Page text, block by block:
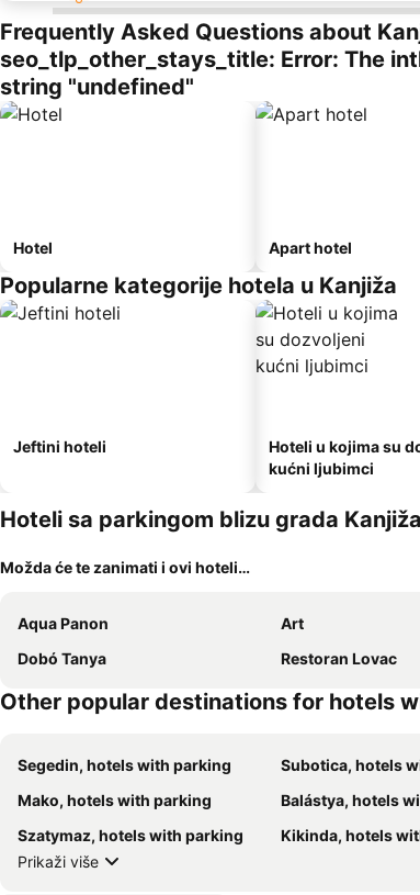
Frequently Asked Questions about
seo_tlp_other_stays_title: Error: The
string "undefined"
Hotel Apart hotel
Popularne kategorije hotela u Kanjiža
Jeftini hoteli
Hoteli u kojima su
kućni ljubimci
Hoteli sa parkingom blizu grada Kanjiža
Možda će te zanimati i ovi hoteli…
Aqua Panon Art
Dobó Tanya
Restoran Lovac
Other popular destinations for hotels
Segedin, hotels with parking Subotica, hotels
Mako, hotels with parking
Balástya, hotels
Szatymaz, hotels with parking
Kikinda, hotels
Prikaži više